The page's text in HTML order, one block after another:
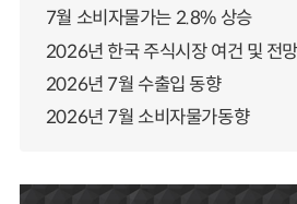
7월 소비자물가는 2.8% 상승
2026년 한국 주식시장 여건 및 전망
2026년 7월 수출입 동향
2026년 7월 소비자물가동향